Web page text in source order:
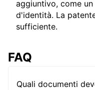
aggiuntivo, come
d'identità. La
sufficiente.
FAQ
Quali documenti